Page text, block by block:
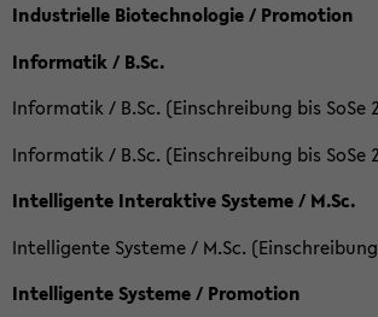
Industrielle Biotechnologie / Promotion
Informatik / B.Sc.
Informatik / B.Sc. (Einschreibung bis SoSe
Informatik / B.Sc. (Einschreibung bis SoSe
Intelligente Interaktive Systeme / M.Sc.
Intelligente Systeme / M.Sc.
Intelligente Systeme / Promotion